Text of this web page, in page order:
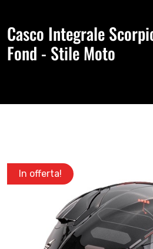
Casco Integrale
Fond - Stile Moto
In offerta!